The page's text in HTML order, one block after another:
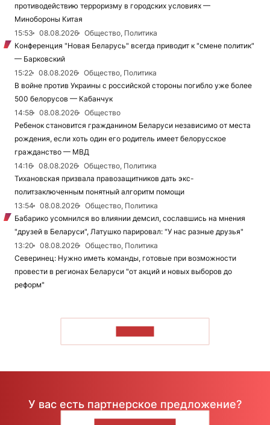
противодействию терроризму в городских условиях —
Минобороны Китая
15:53
08.08.2026
Общество, Политика
Конференция "Новая Беларусь" всегда приводит к "смене политик"
— Барковский
15:22
08.08.2026
Общество, Политика
В войне против Украины с российской стороны погибло уже более
500 белорусов — Кабанчук
14:58
08.08.2026
Общество
Ребенок становится гражданином Беларуси независимо от места
рождения, если хоть один его родитель имеет белорусское
гражданство — МВД
14:16
08.08.2026
Общество, Политика
Тихановская призвала правозащитников дать экс-
политзаключенным понятный алгоритм помощи
13:54
08.08.2026
Общество, Политика
Бабарико усомнился во влиянии демсил, сославшись на мнения
"друзей в Беларуси", Латушко парировал: "У нас разные друзья"
13:20
08.08.2026
Общество, Политика
Северинец: Нужно иметь команды, готовые при возможности
провести в регионах Беларуси "от акций и новых выборов до
реформ"
У вас есть партнерское предложение?